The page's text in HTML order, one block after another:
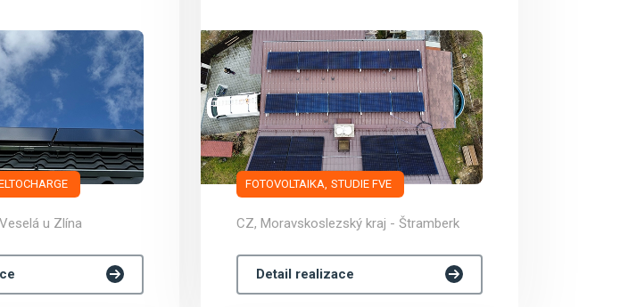
u Zlína
FOTOVOLTAIKA STUDIE FVE
CZ, Moravskoslezský kraj - Štramberk
Detail realizace